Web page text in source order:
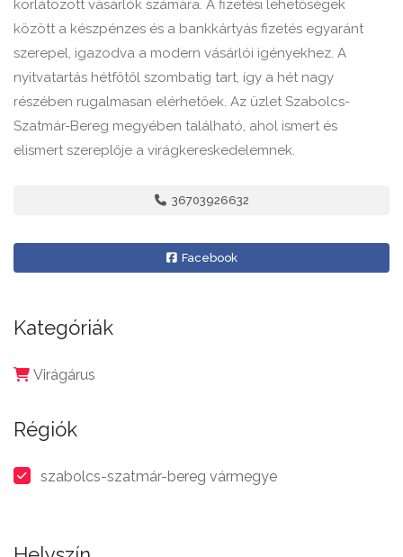
korlátozott vásárlók számára. A fizetési lehetőségek
között a készpénzes és a bankkártyás fizetés egyaránt
szerepel, igazodva a modern vásárlói igényekhez. A
nyitvatartás hétfőtől szombatig tart, így a hét nagy
részében rugalmasan elérhetőek. Az üzlet Szabolcs-
Szatmár-Bereg megyében található, ahol ismert és
elismert szereplője a virágkereskedelemnek.
36703926632
Facebook
Kategóriák
Virágárus
Régiók
szabolcs-szatmár-bereg vármegye